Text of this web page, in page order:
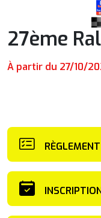
27ème
À partir du 27/10/
RÈGLEMENT